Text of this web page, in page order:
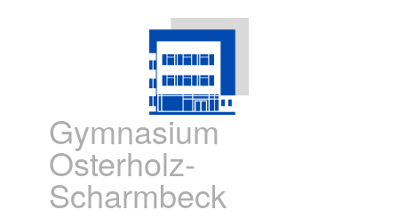
Gymnasium
Osterholz-
Scharmbeck